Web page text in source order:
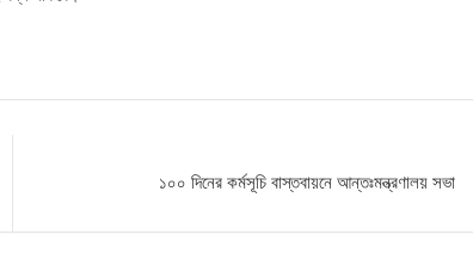
১০০ দিনের কর্মসূচি বাস্তবায়নে আন্তঃমন্ত্রণালয় সভা